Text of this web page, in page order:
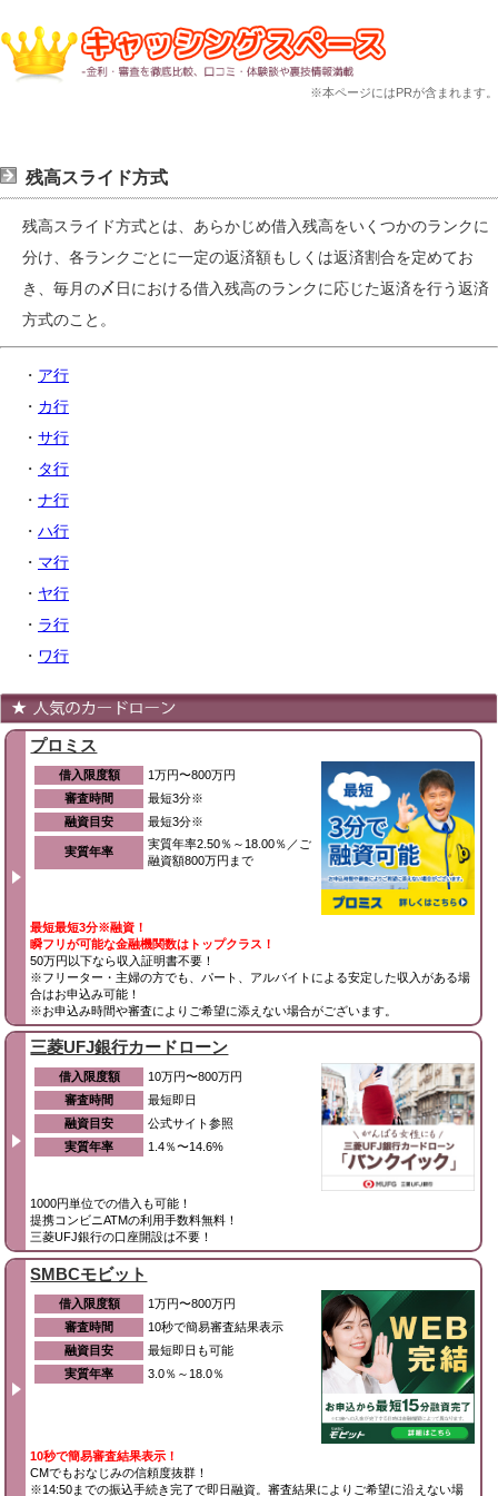
※本ページにはPRが含まれます。
残高スライド方式
残高スライド方式とは、あらかじめ借入残高をいくつかのランクに
分け、各ランクごとに一定の返済額もしくは返済割合を定めてお
き、毎月の〆日における借入残高のランクに応じた返済を行う返済
方式のこと。
・ ア行
・ カ行
・ サ行
・ タ行
・ ナ行
・ ハ行
・ マ行
・ ヤ行
・ ラ行
・ ワ行
プロミス
借入限度額
1万円〜800万円
審査時間
最短3分※
融資目安
最短3分※
実質年率
実質年率2.50％～18.00％／ご
融資額800万円まで
最短最短3分※融資！
瞬フリが可能な金融機関数はトップクラス！
50万円以下なら収入証明書不要！
※フリーター・主婦の方でも、パート、アルバイトによる安定した収入がある場
合はお申込み可能！
※お申込み時間や審査によりご希望に添えない場合がございます。
三菱UFJ銀行カードローン
借入限度額
10万円〜800万円
審査時間
最短即日
融資目安
公式サイト参照
実質年率
1.4％〜14.6%
1000円単位での借入も可能！
提携コンビニATMの利用手数料無料！
三菱UFJ銀行の口座開設は不要！
SMBCモビット
借入限度額
1万円〜800万円
審査時間
10秒で簡易審査結果表示
融資目安
最短即日も可能
実質年率
3.0％～18.0％
10秒で簡易審査結果表示！
CMでもおなじみの信頼度抜群！
※14:50までの振込手続き完了で即日融資。審査結果によりご希望に沿えない場